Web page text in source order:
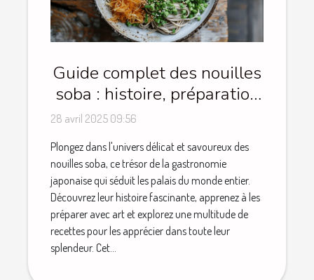
Guide complet des nouilles
soba : histoire, préparation
et recettes
28 avril 2025 09:56
Plongez dans l'univers délicat et savoureux des
nouilles soba, ce trésor de la gastronomie
japonaise qui séduit les palais du monde entier.
Découvrez leur histoire fascinante, apprenez à les
préparer avec art et explorez une multitude de
recettes pour les apprécier dans toute leur
splendeur. Cet...